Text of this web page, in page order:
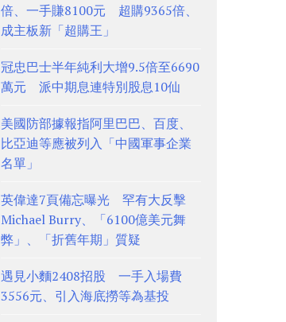
倍、一手賺8100元 超購9365倍、
成主板新「超購王」
冠忠巴士半年純利大增9.5倍至6690
萬元 派中期息連特別股息10仙
美國防部據報指阿里巴巴、百度、
比亞迪等應被列入「中國軍事企業
名單」
英偉達7頁備忘曝光 罕有大反擊
Michael Burry、「6100億美元舞
弊」、「折舊年期」質疑
遇見小麵2408招股 一手入場費
3556元、引入海底撈等為基投